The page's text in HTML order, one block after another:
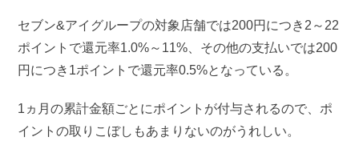
セブン&アイグループの対象店舗では200円につき2～22
ポイントで還元率1.0%～11%、その他の支払いでは200
円につき1ポイントで還元率0.5%となっている。
1ヵ月の累計金額ごとにポイントが付与されるので、ポ
イントの取りこぼしもあまりないのがうれしい。